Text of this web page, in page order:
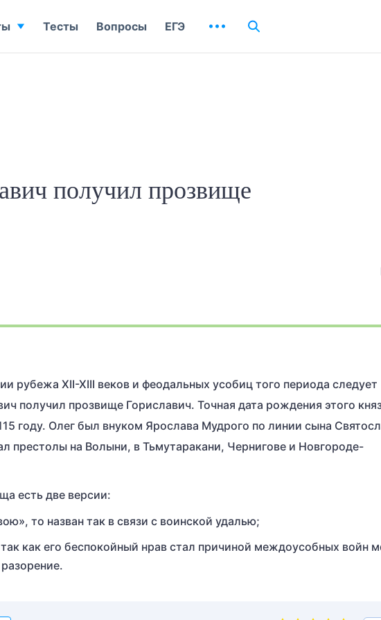
получил прозвище
рубежа XII-XIII веков и феодальных усобиц того периода следует
получил прозвище Гориславич. Точная дата рождения этого
году. Олег был внуком Ярослава Мудрого по линии сына
престолы на Волыни, в Тьмутаракани, Чернигове и Новгороде-
есть две версии:
то назван так в связи с воинской удалью;
так как его беспокойный нрав стал причиной междоусобных войн
Тесты Вопросы ЕГЭ